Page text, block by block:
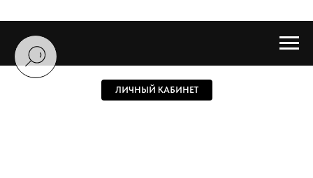
ЛИЧНЫЙ КАБИНЕТ